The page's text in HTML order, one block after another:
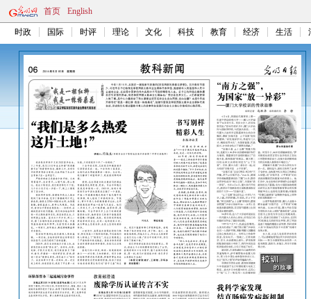
首页 English
时政 国际 时评 理论 文化 科技 教育 经济 生活